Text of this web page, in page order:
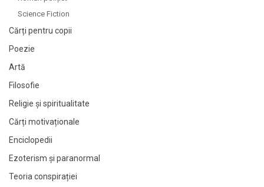
Science Fiction
Cărți pentru copii
Poezie
Artă
Filosofie
Religie și spiritualitate
Cărți motivaționale
Enciclopedii
Ezoterism și paranormal
Teoria conspirației